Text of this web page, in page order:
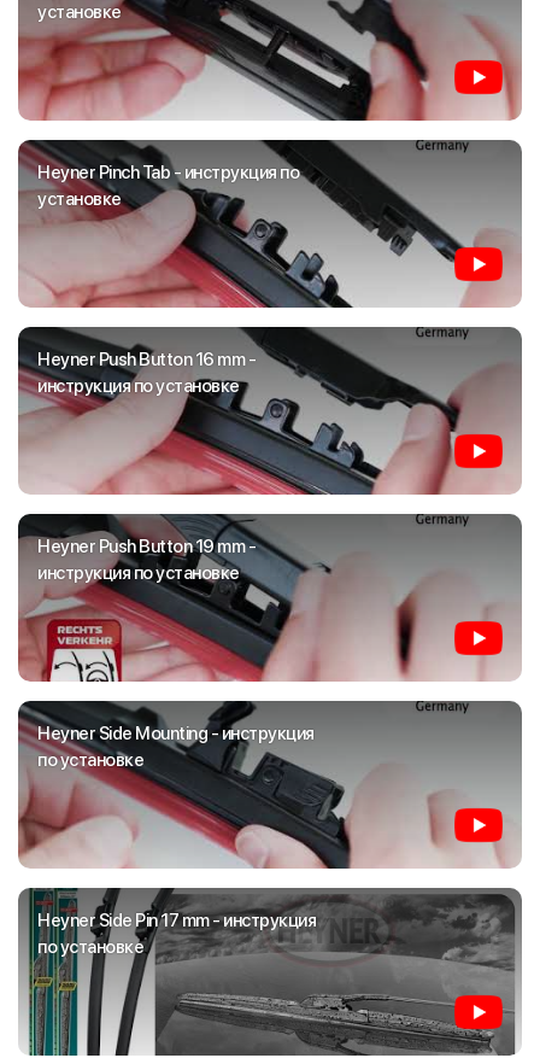
установке
Heyner Pinch Tab - инструкция по
установке
Heyner Push Button 16 mm -
инструкция по установке
Heyner Push Button 19 mm -
инструкция по установке
Heyner Side Mounting - инструкция
по установке
Heyner Side Pin 17 mm - инструкция
по установке